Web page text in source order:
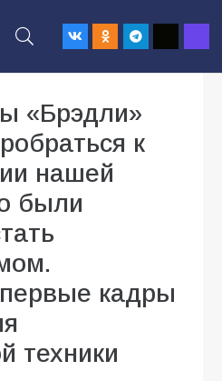
«Брэдли»
к
нашей
были
кадры
техники